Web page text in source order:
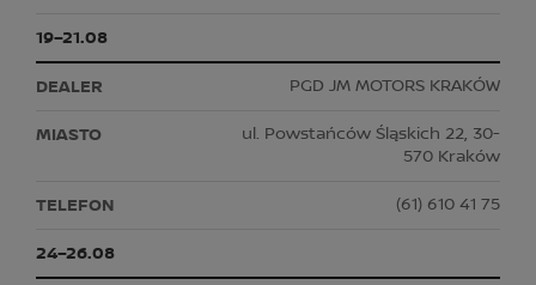
19–21.08
PGD JM MOTORS KRAKÓW
ul. Powstańców Śląskich 22, 30-
570 Kraków
(61) 610 41 75
24–26.08